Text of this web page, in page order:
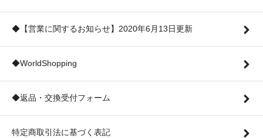
◆【営業に関するお知らせ】2020年6月13日更新
◆WorldShopping
◆返品・交換受付フォーム
特定商取引法に基づく表記